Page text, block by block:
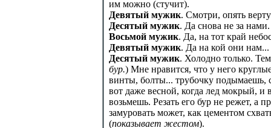
им можно (стучит).
Девятый мужик. Смотри, опять
Десятый мужик. Да снова не за
Восьмой мужик. Да, на тот край
Девятый мужик. Да на кой они
Десятый мужик. Холодно только.
бур.) Мне нравится, что у него
винты, болты... трубочку подымаешь,
вот даже весной, когда лед мокрый, и
возьмешь. Резать его бур не режет, а
замуровать может, как цементом
(показывает жестом).